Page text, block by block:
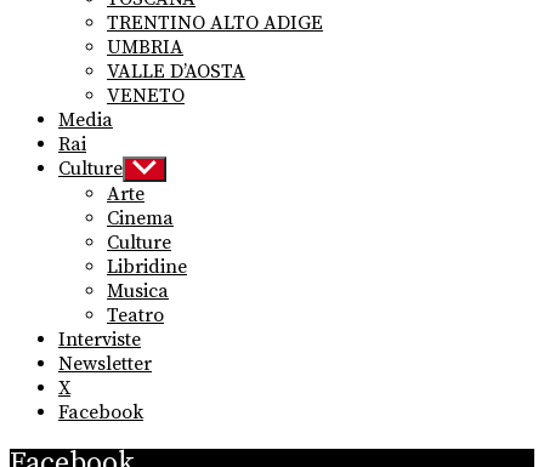
TRENTINO ALTO ADIGE
UMBRIA
VALLE D’AOSTA
VENETO
Media
Rai
Culture Show
sub
menu
Arte
Cinema
Culture
Libridine
Musica
Teatro
Interviste
Newsletter
X
Facebook